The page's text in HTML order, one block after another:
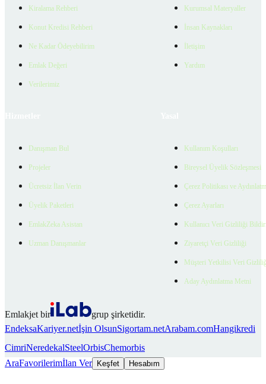
Kiralama Rehberi
Konut Kredisi Rehberi
Ne Kadar Ödeyebilirim
Emlak Değeri
Verilerimiz
Kurumsal Materyaller
İnsan Kaynakları
İletişim
Yardım
Danışman Bul
Projeler
Ücretsiz İlan Verin
Üyelik Paketleri
EmlakZeka Asistan
Uzman Danışmanlar
Kullanım Koşulları
Bireysel Üyelik Sözleşmesi
Çerez Politikası ve
Çerez Ayarları
Kullanıcı Veri Gizliliği
Ziyaretçi Veri Gizliliği
Müşteri Yetkilisi Veri
Aday Aydınlatma Metni
Emlakjet bir
grup şirketidir.
EndeksaKariyer.netİşin OlsunSigortam.netArabam.comHangikredi
CimriNeredekalSteelOrbisChemorbis
AraFavorilerimİlan Ver Keşfet Hesabım